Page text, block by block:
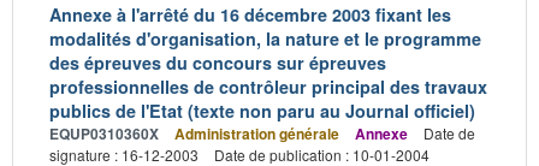
Annexe à l'arrêté du 16 décembre 2003 fixant les
modalités d'organisation, la nature et le programme
des épreuves du concours sur épreuves
professionnelles de contrôleur principal des travaux
publics de l'Etat (texte non paru au Journal officiel)
EQUP0310360X Administration générale Annexe
Date de
signature : 16-12-2003
Date de publication : 10-01-2004